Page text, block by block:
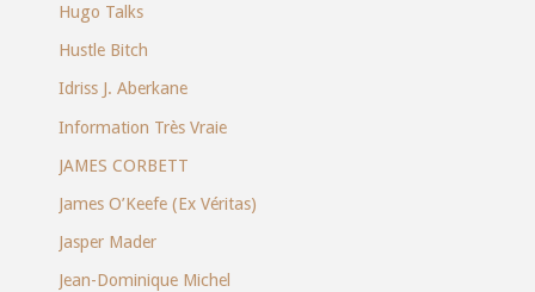
Hugo Talks
Hustle Bitch
Idriss J. Aberkane
Information Très Vraie
JAMES CORBETT
James O’Keefe (Ex Véritas)
Jasper Mader
Jean-Dominique Michel